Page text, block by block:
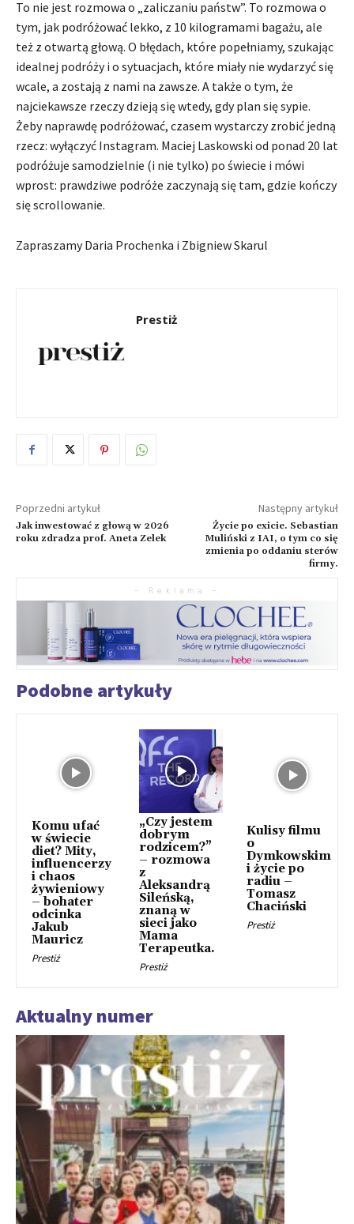
To nie jest rozmowa o „zaliczaniu państw”. To rozmowa o
tym, jak podróżować lekko, z 10 kilogramami bagażu, ale
też z otwartą głową. O błędach, które popełniamy, szukając
idealnej podróży i o sytuacjach, które miały nie wydarzyć się
wcale, a zostają z nami na zawsze. A także o tym, że
najciekawsze rzeczy dzieją się wtedy, gdy plan się sypie.
Żeby naprawdę podróżować, czasem wystarczy zrobić jedną
rzecz: wyłączyć Instagram. Maciej Laskowski od ponad 20 lat
podróżuje samodzielnie (i nie tylko) po świecie i mówi
wprost: prawdziwe podróże zaczynają się tam, gdzie kończy
się scrollowanie.
Zapraszamy Daria Prochenka i Zbigniew Skarul
Prestiż
Poprzedni artykuł
Jak inwestować z głową w 2026
roku zdradza prof. Aneta Zelek
Następny artykuł
Życie po exicie. Sebastian
Muliński z IAI, o tym co się
zmienia po oddaniu sterów
firmy.
– Reklama –
Podobne artykuły
Komu ufać
w świecie
diet? Mity,
influencerzy
i chaos
żywieniowy
– bohater
odcinka
Jakub
Mauricz
Prestiż
„Czy jestem
dobrym
rodzicem?”
– rozmowa
z
Aleksandrą
Sileńską,
znaną w
sieci jako
Mama
Terapeutka.
Prestiż
Kulisy filmu
o
Dymkowskim
i życie po
radiu –
Tomasz
Chaciński
Prestiż
Aktualny numer